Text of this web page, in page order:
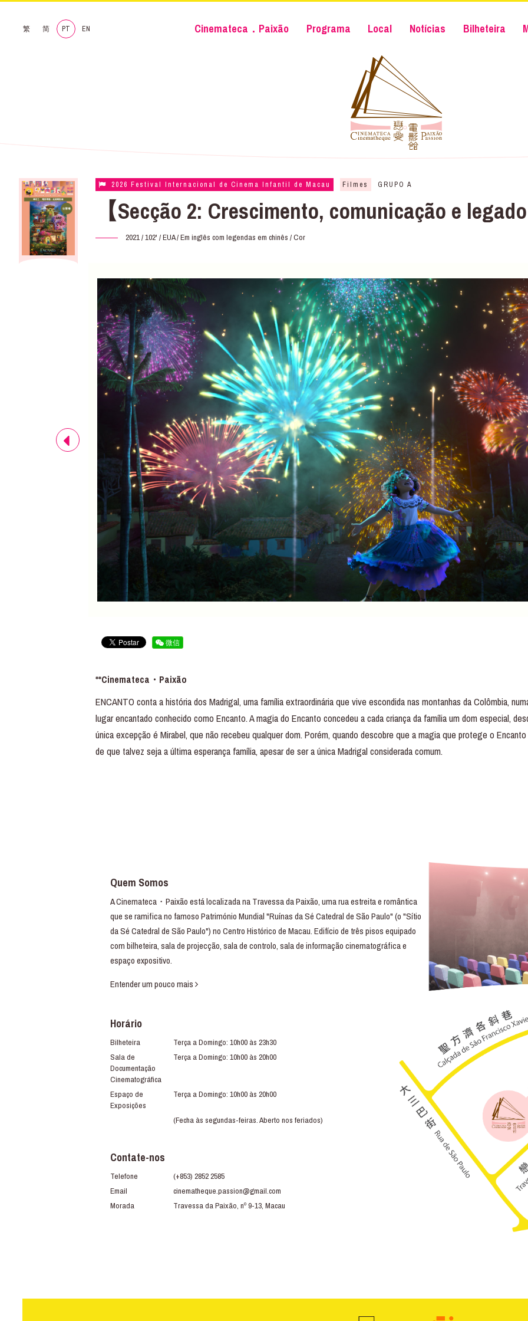
繁 简 PT EN Cinemateca．Paixão Programa Local Notícias Bilheteira
2026 Festival Internacional de Cinema Infantil de Macau Filmes GRUPO A
【Secção 2: Crescimento, comunicação e
2021 / 102' / EUA / Em inglês com legendas em chinês / Cor
微信
**Cinemateca・Paixão
ENCANTO conta a história dos Madrigal, uma família extraordinária que vive escondida nas montanhas da Colômbia,
lugar encantado conhecido como Encanto. A magia do Encanto concedeu a cada criança da família um dom especial,
única excepção é Mirabel, que não recebeu qualquer dom. Porém, quando descobre que a magia que protege o
de que talvez seja a última esperança família, apesar de ser a única Madrigal considerada comum.
Quem Somos
A Cinemateca・Paixão está localizada na Travessa da Paixão, uma rua estreita e romântica
que se ramifica no famoso Património Mundial "Ruínas da Sé Catedral de São Paulo" (o "Sítio
da Sé Catedral de São Paulo") no Centro Histórico de Macau. Edifício de três pisos equipado
com bilheteira, sala de projecção, sala de controlo, sala de informação cinematográfica e
espaço expositivo.
Entender um pouco mais
Horário
Bilheteira
Terça a Domingo: 10h00 às 23h30
Sala de
Documentação
Cinematográfica
Terça a Domingo: 10h00 às 20h00
Espaço de
Exposições
Terça a Domingo: 10h00 às 20h00
(Fecha às segundas-feiras. Aberto nos feriados)
Contate-nos
Telefone
(+853) 2852 2585
Email
cinematheque.passion@gmail.com
Morada
Travessa da Paixão, nº 9-13, Macau